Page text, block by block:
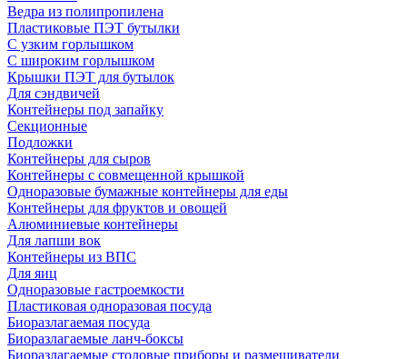
Ведра из полипропилена
Пластиковые ПЭТ бутылки
С узким горлышком
С широким горлышком
Крышки ПЭТ для бутылок
Для сэндвичей
Контейнеры под запайку
Секционные
Подложки
Контейнеры для сыров
Контейнеры с совмещенной крышкой
Одноразовые бумажные контейнеры для еды
Контейнеры для фруктов и овощей
Алюминиевые контейнеры
Для лапши вок
Контейнеры из ВПС
Для яиц
Одноразовые гастроемкости
Пластиковая одноразовая посуда
Биоразлагаемая посуда
Биоразлагаемые ланч-боксы
Биоразлагаемые столовые приборы и размешиватели